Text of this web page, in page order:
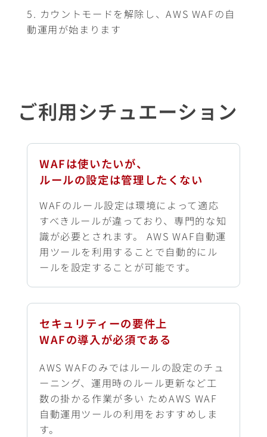
カウントモードを解除し、AWS WAFの自
動運用が始まります
ご利用シチュエーション
WAFは使いたいが、
ルールの設定は管理したくない
WAFのルール設定は環境によって適応
すべきルールが違っており、専門的な知
識が必要とされます。 AWS WAF自動運
用ツールを利用することで自動的にル
ールを設定することが可能です。
セキュリティーの要件上
WAFの導入が必須である
AWS WAFのみではルールの設定のチュ
ーニング、運用時のルール更新など工
数の掛かる作業が多い ためAWS WAF
自動運用ツールの利用をおすすめしま
す。